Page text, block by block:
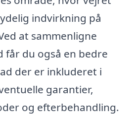
indvirkning på
at sammenligne
får du også en bedre
der er inkluderet i
garantier,
og efterbehandling.